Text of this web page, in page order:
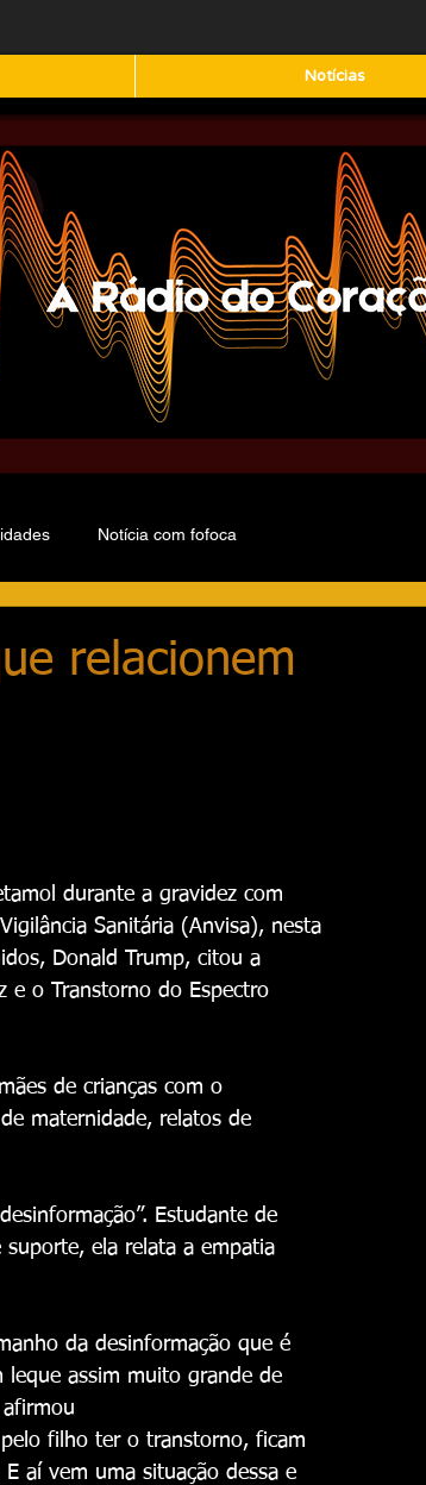
Notícias
Notícia com fofoca
relacionem
durante a gravidez com
Sanitária (Anvisa), nesta
Donald Trump, citou a
e o Transtorno do Espectro
de crianças com o
maternidade, relatos de
Estudante de
ela relata a empatia
da desinformação que é
leque assim muito grande de
filho ter o transtorno, ficam
aí vem uma situação dessa e